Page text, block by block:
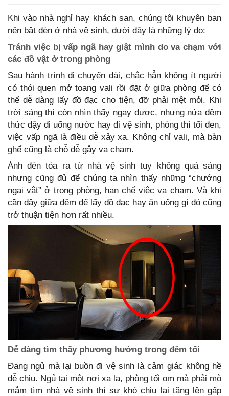
Khi vào nhà nghỉ hay khách sạn, chúng tôi khuyên bạn
nên bật đèn ở nhà vệ sinh, dưới đây là những lý do:
Tránh việc bị vấp ngã hay giật mình do va chạm với
các đồ vật ở trong phòng
Sau hành trình di chuyển dài, chắc hẳn không ít người
có thói quen mở toang vali rồi đặt ở giữa phòng để có
thể dễ dàng lấy đồ đạc cho tiện, đỡ phải mệt mỏi. Khi
trời sáng thì còn nhìn thấy ngay được, nhưng nửa đêm
thức dậy đi uống nước hay đi vệ sinh, phòng thì tối đen,
việc vấp ngã là điều dễ xảy xa. Không chỉ vali, mà bàn
ghế cũng là chỗ dễ gây va chạm.
Ánh đèn tỏa ra từ nhà vệ sinh tuy không quá sáng
nhưng cũng đủ để chúng ta nhìn thấy những “chướng
ngại vật” ở trong phòng, hạn chế việc va chạm. Và khi
cần dậy giữa đêm để lấy đồ đạc hay ăn uống gì đó cũng
trở thuận tiện hơn rất nhiều.
Dễ dàng tìm thấy phương hướng trong đêm tối
Đang ngủ mà lại buồn đi vệ sinh là cảm giác không hề
dễ chịu. Ngủ tại một nơi xa lạ, phòng tối om mà phải mò
mẫm tìm nhà vệ sinh thì sự khó chịu lại tăng lên gấp